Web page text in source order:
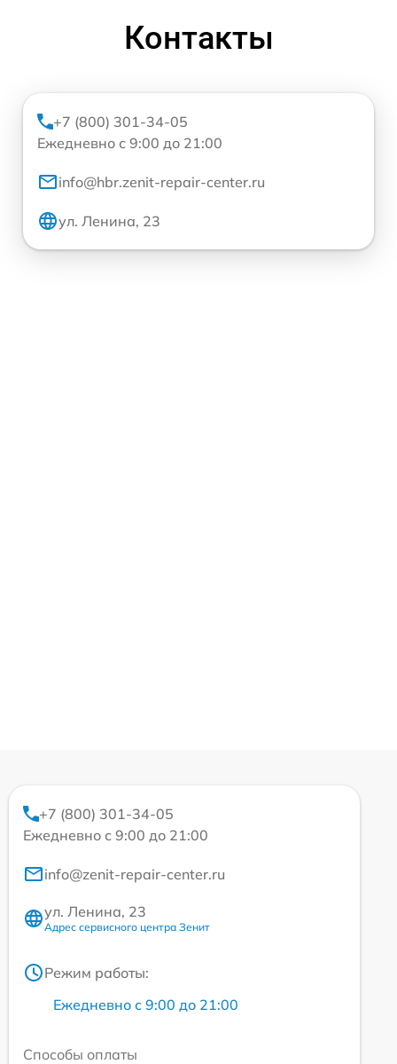
Контакты
+7 (800) 301-34-05
Ежедневно с 9:00 до 21:00
info@hbr.zenit-repair-center.ru
ул. Ленина, 23
+7 (800) 301-34-05
Ежедневно с 9:00 до 21:00
info@zenit-repair-center.ru
ул. Ленина, 23
Адрес сервисного центра Зенит
Режим работы:
Ежедневно с 9:00 до 21:00
Способы оплаты